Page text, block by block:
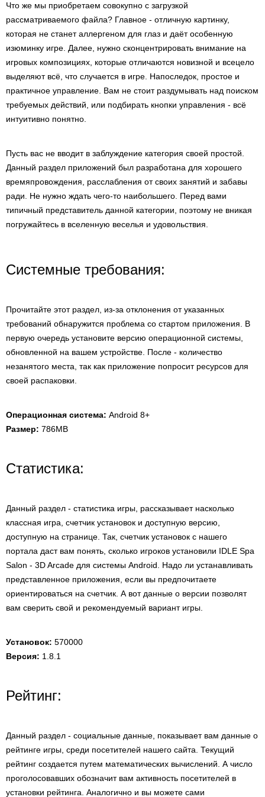
Что же мы приобретаем совокупно с загрузкой
рассматриваемого файла? Главное - отличную картинку,
которая не станет аллергеном для глаз и даёт особенную
изюминку игре. Далее, нужно сконцентрировать внимание на
игровых композициях, которые отличаются новизной и всецело
выделяют всё, что случается в игре. Напоследок, простое и
практичное управление. Вам не стоит раздумывать над поиском
требуемых действий, или подбирать кнопки управления - всё
интуитивно понятно.
Пусть вас не вводит в заблуждение категория своей простой.
Данный раздел приложений был разработана для хорошего
времяпровождения, расслабления от своих занятий и забавы
ради. Не нужно ждать чего-то наибольшего. Перед вами
типичный представитель данной категории, поэтому не вникая
погружайтесь в вселенную веселья и удовольствия.
Системные требования:
Прочитайте этот раздел, из-за отклонения от указанных
требований обнаружится проблема со стартом приложения. В
первую очередь установите версию операционной системы,
обновленной на вашем устройстве. После - количество
незанятого места, так как приложение попросит ресурсов для
своей распаковки.
Операционная система: Android 8+
Размер: 786MB
Статистика:
Данный раздел - статистика игры, рассказывает насколько
классная игра, счетчик установок и доступную версию,
доступную на странице. Так, счетчик установок с нашего
портала даст вам понять, сколько игроков установили IDLE Spa
Salon - 3D Arcade для системы Android. Надо ли устанавливать
представленное приложения, если вы предпочитаете
ориентироваться на счетчик. А вот данные о версии позволят
вам сверить свой и рекомендуемый вариант игры.
Установок: 570000
Версия: 1.8.1
Рейтинг:
Данный раздел - социальные данные, показывает вам данные о
рейтинге игры, среди посетителей нашего сайта. Текущий
рейтинг создается путем математических вычислений. А число
проголосовавших обозначит вам активность посетителей в
установки рейтинга. Аналогично и вы можете сами